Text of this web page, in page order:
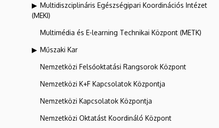
Multidiszciplináris Egészségipari Koordinációs Intézet
(MEKI)
Multimédia és E-learning Technikai Központ (METK)
Műszaki Kar
Nemzetközi Felsőoktatási Rangsorok Központ
Nemzetközi K+F Kapcsolatok Központja
Nemzetközi Kapcsolatok Központja
Nemzetközi Oktatást Koordináló Központ